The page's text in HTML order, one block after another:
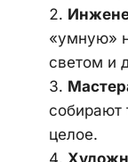
«умную»
светом и
собирают
целое.